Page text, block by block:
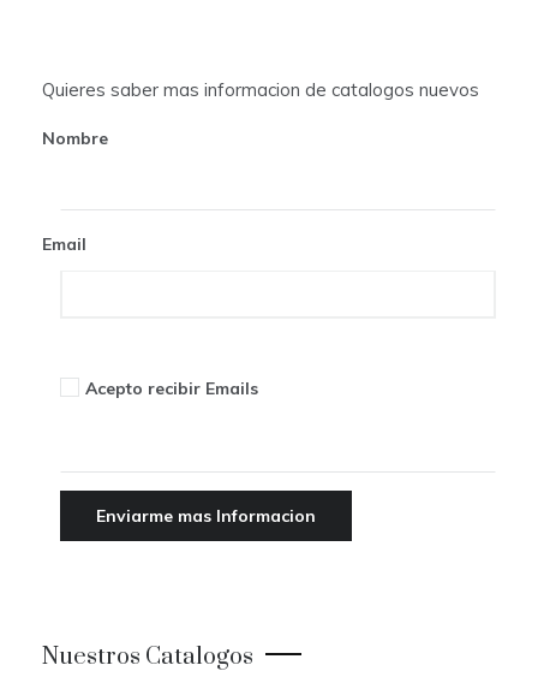
Quieres saber mas informacion de catalogos nuevos
Nombre
Email
Acepto recibir Emails
Nuestros Catalogos